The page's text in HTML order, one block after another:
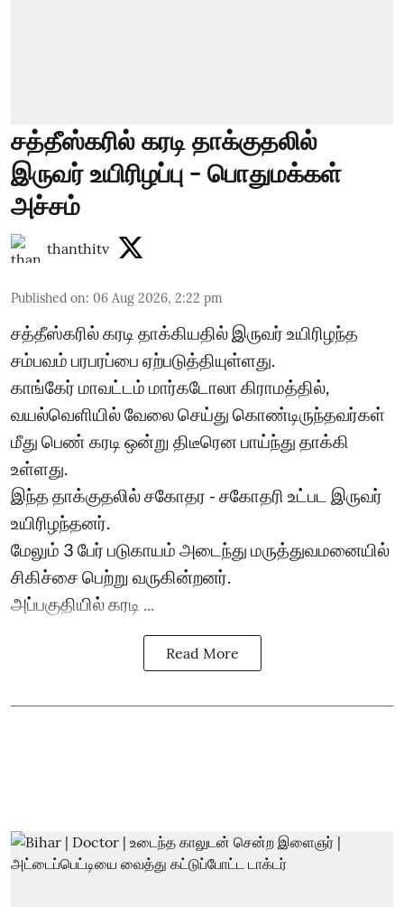
சத்தீஸ்கரில் கரடி தாக்குதலில்
இருவர் உயிரிழப்பு - பொதுமக்கள்
அச்சம்
thanthitv
Published on: 06 Aug 2026, 2:22 pm
சத்தீஸ்கரில் கரடி தாக்கியதில் இருவர் உயிரிழந்த
சம்பவம் பரபரப்பை ஏற்படுத்தியுள்ளது.
காங்கேர் மாவட்டம் மார்கடோலா கிராமத்தில்,
வயல்வெளியில் வேலை செய்து கொண்டிருந்தவர்கள்
மீது பெண் கரடி ஒன்று திடீரென பாய்ந்து தாக்கி
உள்ளது.
இந்த தாக்குதலில் சகோதர - சகோதரி உட்பட இருவர்
உயிரிழந்தனர்.
மேலும் 3 பேர் படுகாயம் அடைந்து மருத்துவமனையில்
சிகிச்சை பெற்று வருகின்றனர்.
அப்பகுதியில் கரடி ...
Read More